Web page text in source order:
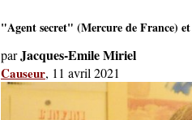
"Agent secret" (Mercure de France)
parJacques-Emile Miriel
Causeur, 11 avril 2021